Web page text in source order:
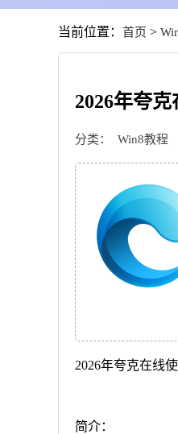
当前位置： 首页 >
2026年夸
分类： Win8教程
2026年夸克在线
简介：